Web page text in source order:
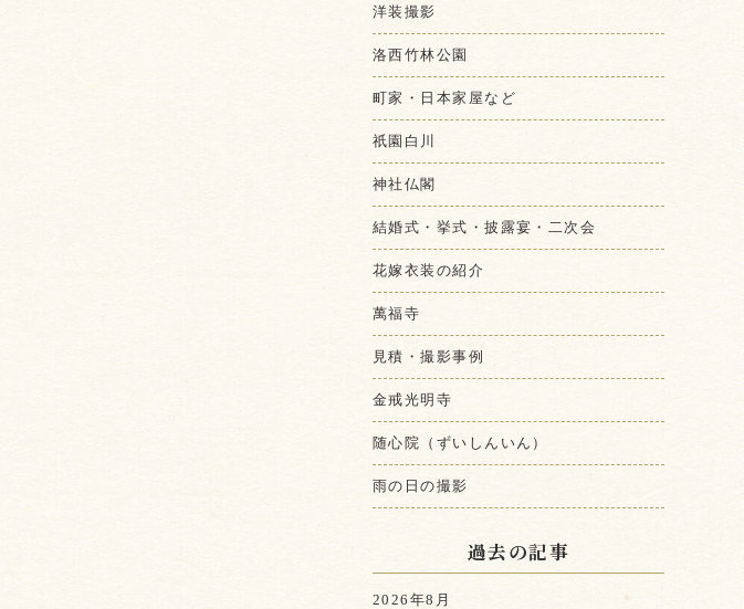
洋装撮影
洛西竹林公園
町家・日本家屋など
祇園白川
神社仏閣
結婚式・挙式・披露宴・二次会
花嫁衣装の紹介
萬福寺
見積・撮影事例
金戒光明寺
随心院（ずいしんいん）
雨の日の撮影
過去の記事
2026年8月